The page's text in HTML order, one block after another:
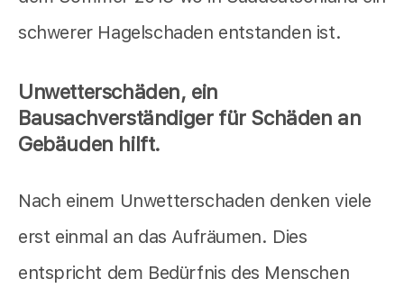
schwerer Hagelschaden entstanden ist.
Unwetterschäden, ein
Bausachverständiger für Schäden an
Gebäuden hilft.
Nach einem Unwetterschaden denken viele
erst einmal an das Aufräumen. Dies
entspricht dem Bedürfnis des Menschen